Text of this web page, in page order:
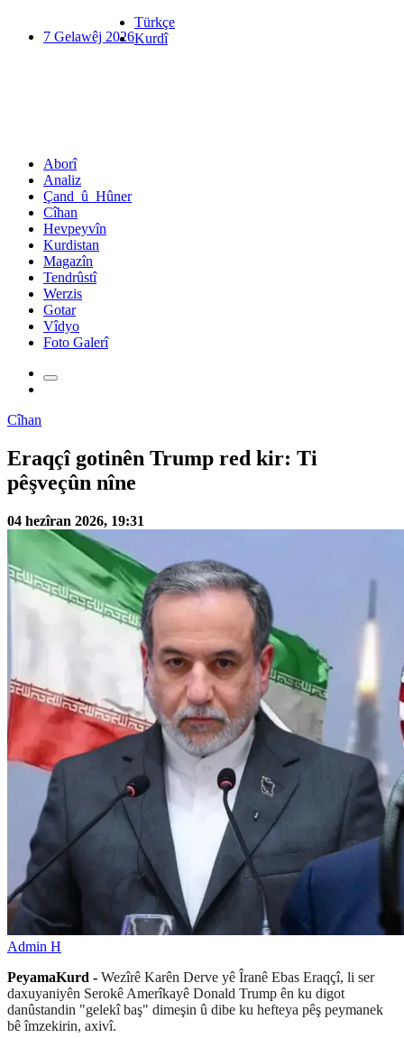
7 Gelawêj 2026
Türkçe
Kurdî
Aborî
Analiz
Çand_û_Hûner
Cîhan
Hevpeyvîn
Kurdistan
Magazîn
Tendrûstî
Werzis
Gotar
Vîdyo
Foto Galerî
Cîhan
Eraqçî gotinên Trump red kir: Ti
pêşveçûn nîne
04 hezîran 2026, 19:31
Admin H
PeyamaKurd - Wezîrê Karên Derve yê Îranê Ebas Eraqçî, li ser
daxuyaniyên Serokê Amerîkayê Donald Trump ên ku digot
danûstandin "gelekî baş" dimeşin û dibe ku hefteya pêş peymanek
bê îmzekirin, axivî.